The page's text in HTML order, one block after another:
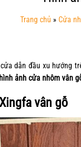
Trang chủ » Cửa
dẫn đầu xu
hình ảnh cửa nhôm vân
vân gỗ